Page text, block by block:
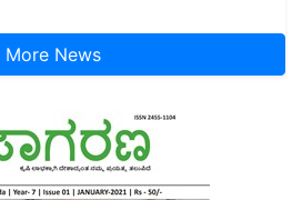
More News